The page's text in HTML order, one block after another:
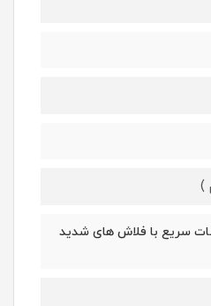
)
سریع با فلاش های شدید